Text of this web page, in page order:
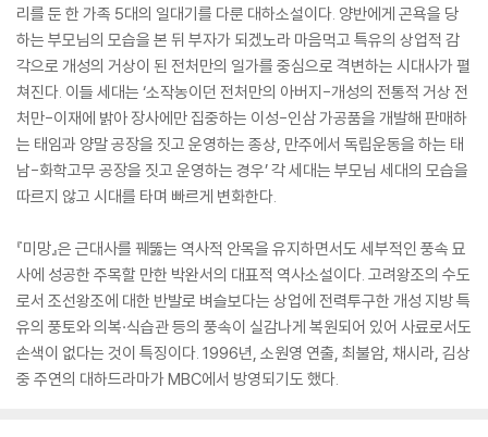
리를 둔 한 가족 5대의 일대기를 다룬 대하소설이다. 양반에게 곤욕을 당
하는 부모님의 모습을 본 뒤 부자가 되겠노라 마음먹고 특유의 상업적 감
각으로 개성의 거상이 된 전처만의 일가를 중심으로 격변하는 시대사가 펼
쳐진다. 이들 세대는 ‘소작농이던 전처만의 아버지-개성의 전통적 거상 전
처만-이재에 밝아 장사에만 집중하는 이성-인삼 가공품을 개발해 판매하
는 태임과 양말 공장을 짓고 운영하는 종상, 만주에서 독립운동을 하는 태
남-화학고무 공장을 짓고 운영하는 경우’ 각 세대는 부모님 세대의 모습을
따르지 않고 시대를 타며 빠르게 변화한다.
『미망』은 근대사를 꿰뚫는 역사적 안목을 유지하면서도 세부적인 풍속 묘
사에 성공한 주목할 만한 박완서의 대표적 역사소설이다. 고려왕조의 수도
로서 조선왕조에 대한 반발로 벼슬보다는 상업에 전력투구한 개성 지방 특
유의 풍토와 의복·식습관 등의 풍속이 실감나게 복원되어 있어 사료로서도
손색이 없다는 것이 특징이다. 1996년, 소원영 연출, 최불암, 채시라, 김상
중 주연의 대하드라마가 MBC에서 방영되기도 했다.